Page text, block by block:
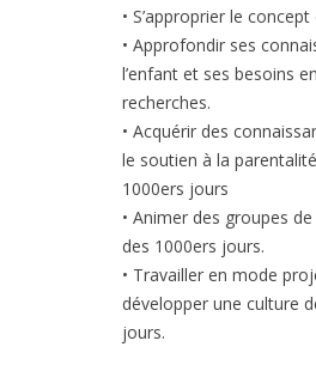
• S’approprier le
• Approfondir ses
l’enfant et ses besoins
recherches.
• Acquérir des
le soutien à la
1000ers jours
• Animer des groupes
des 1000ers jours.
• Travailler en mode
développer une culture
jours.